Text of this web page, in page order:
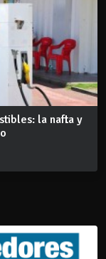
la nafta y